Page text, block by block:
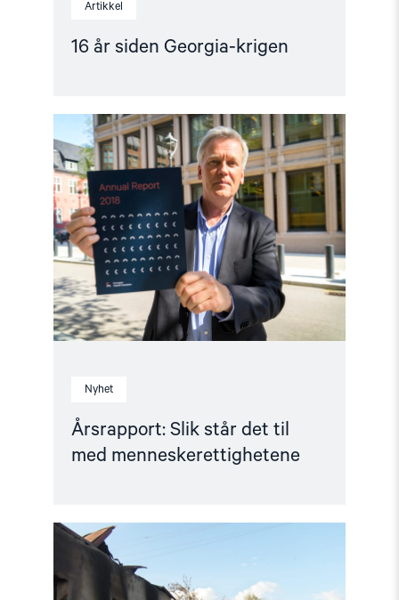
Artikkel
16 år siden Georgia-krigen
Nyhet
Årsrapport: Slik står det til
med menneskerettighetene
Read
article
"Årsrapport:
Slik
står
det
til
med
menneskerettighetene"